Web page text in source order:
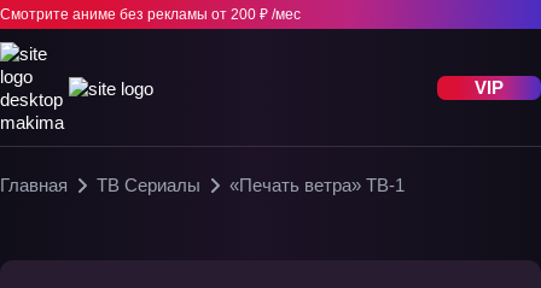
Смотрите аниме без рекламы от 200 ₽ /мес
VIP
Главная ТВ Сериалы «Печать ветра» ТВ-1